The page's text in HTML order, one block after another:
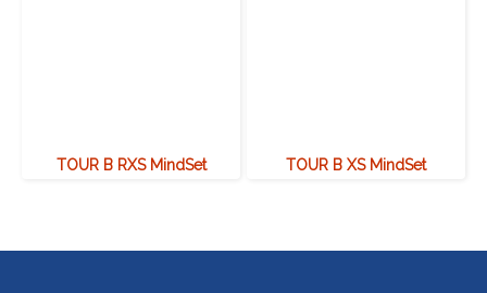
TOUR B RXS MindSet TOUR B XS MindSet